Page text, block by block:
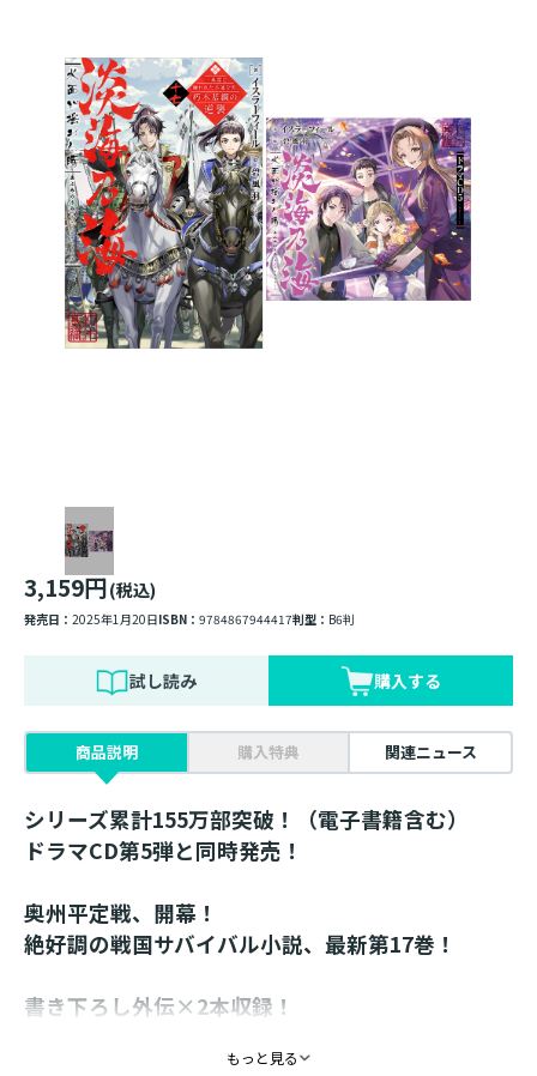
3,159円(税込)
発売日： 2025年1月20日ISBN： 9784867944417判型： B6判
試し読み 購入する
商品説明 購入特典 関連ニュース
シリーズ累計155万部突破！（電子書籍含む）
ドラマCD第5弾と同時発売！
奥州平定戦、開幕！
絶好調の戦国サバイバル小説、最新第17巻！
書き下ろし外伝×2本収録！
もっと見る